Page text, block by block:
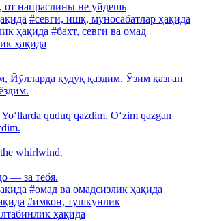
от напраслины не уйдешь
#севги, ишқ, муносабатлар ҳақида
ҳақида #бахт, севги ва омад
ҳақида
қудуқ қаздим. Ўзим қазган
quduq qazdim. O‘zim qazgan
whirlwind.
— за тебя.
#омад ва омадсизлик ҳақида
#имкон, тушкунлик
ҳақида